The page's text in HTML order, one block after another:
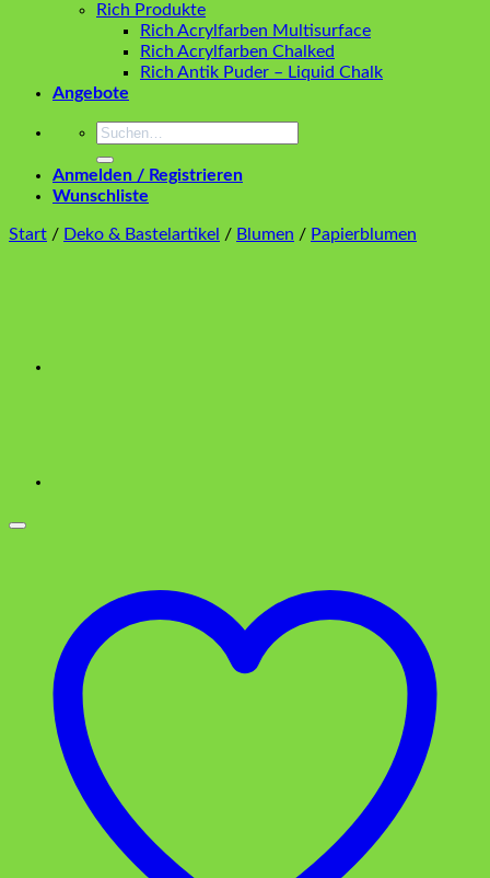
Rich Produkte
Rich Acrylfarben Multisurface
Rich Acrylfarben Chalked
Rich Antik Puder – Liquid Chalk
Angebote
Suchen
Anmelden / Registrieren
Wunschliste
Start / Deko & Bastelartikel / Blumen / Papierblumen